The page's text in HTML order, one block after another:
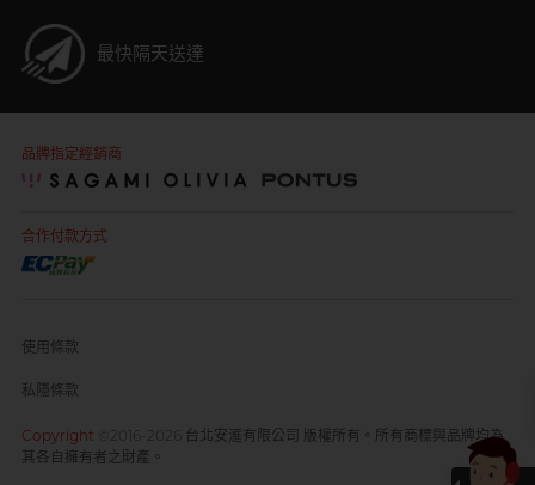
最快隔天送達
品牌指定經銷商
合作付款方式
使用條款
私隱條款
Copyright ©2016-2026 台北安滙有限公司 版權所有。所有商標與品牌均為
其各自擁有者之財產。